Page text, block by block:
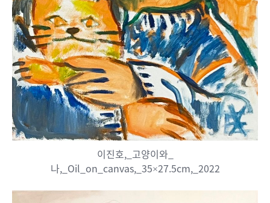
이진호,_고양이와_
나,_Oil_on_canvas,_35×27.5cm,_2022